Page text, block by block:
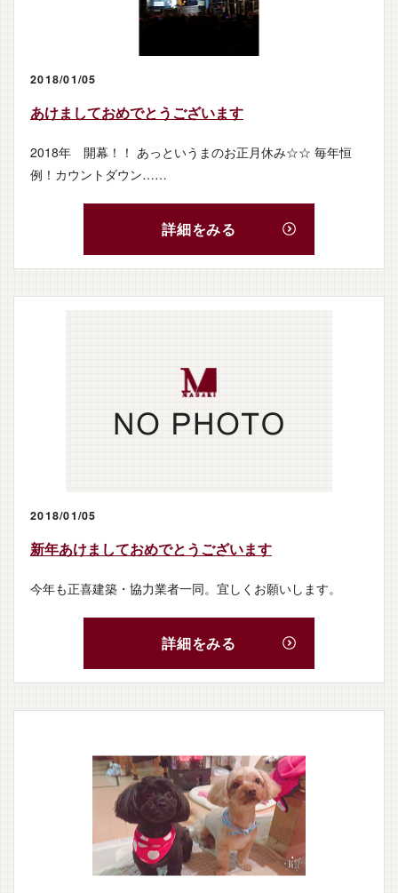
2018/01/05
あけましておめでとうございます
2018年 開幕！！ あっというまのお正月休み☆☆ 毎年恒
例！カウントダウン……
詳細をみる
2018/01/05
新年あけましておめでとうございます
今年も正喜建築・協力業者一同。宜しくお願いします。
詳細をみる